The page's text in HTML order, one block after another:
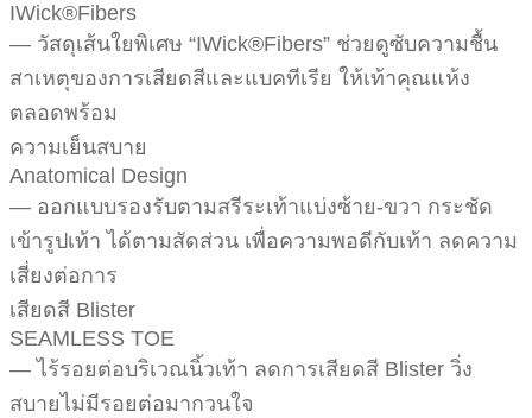
IWick®Fibers
— วัสดุเส้นใยพิเศษ “IWick®Fibers” ช่วยดูซับความชื้น
สาเหตุของการเสียดสีและแบคทีเรีย ให้เท้าคุณแห้ง
ตลอดพร้อม
ความเย็นสบาย
Anatomical Design
— ออกแบบรองรับตามสรีระเท้าแบ่งซ้าย-ขวา กระชัด
เข้ารูปเท้า ได้ตามสัดส่วน เพื่อความพอดีกับเท้า ลดความ
เสี่ยงต่อการ
เสียดสี Blister
SEAMLESS TOE
— ไร้รอยต่อบริเวณนิ้วเท้า ลดการเสียดสี Blister วิ่ง
สบายไม่มีรอยต่อมากวนใจ